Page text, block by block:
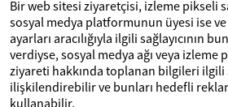
Bir web sitesi ziyaretçisi, izleme pikseli
sosyal medya platformunun üyesi ise ve
ayarları aracılığıyla ilgili sağlayıcının
verdiyse, sosyal medya ağı veya izleme
ziyareti hakkında toplanan bilgileri ilgili
ilişkilendirebilir ve bunları hedefli
kullanabilir.